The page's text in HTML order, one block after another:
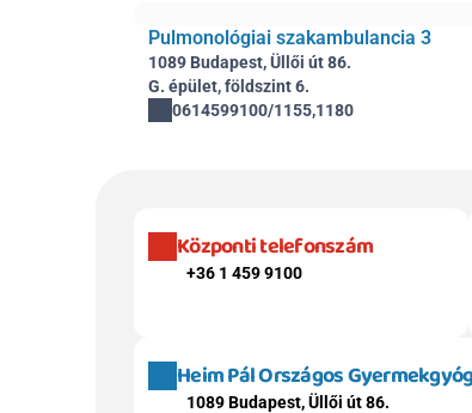
Pulmonológiai szakambulancia 3
1089 Budapest, Üllői út 86.
G. épület, földszint 6.
0614599100/1155,1180
Központi telefonszám
+36 1 459 9100
Heim Pál Országos
1089 Budapest, Üllői út 86.